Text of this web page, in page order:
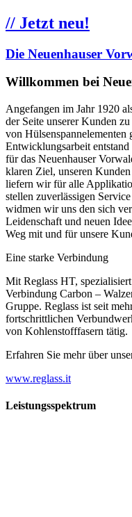
// Jetzt neu!
Die Neuenhauser
Willkommen bei
Angefangen im Jahr 1920
der Seite unserer Kunden
von
Entwicklungsarbeit
für das Neuenhauser
klaren Ziel, unseren
liefern wir für alle
stellen zuverlässigen
widmen wir uns den sich
Leidenschaft und neuen
Weg mit und für unsere
Eine starke Verbindung
Mit Reglass HT,
Verbindung Carbon –
Gruppe. Reglass ist seit
fortschrittlichen
von Kohlenstofffasern tätig.
Erfahren Sie mehr über
www.reglass.it
Leistungsspektrum